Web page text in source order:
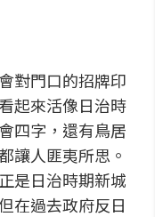
對門口的招牌印
起來活像日治時
四字，還有鳥居
讓人匪夷所思。
是日治時期新城
在過去政府反日